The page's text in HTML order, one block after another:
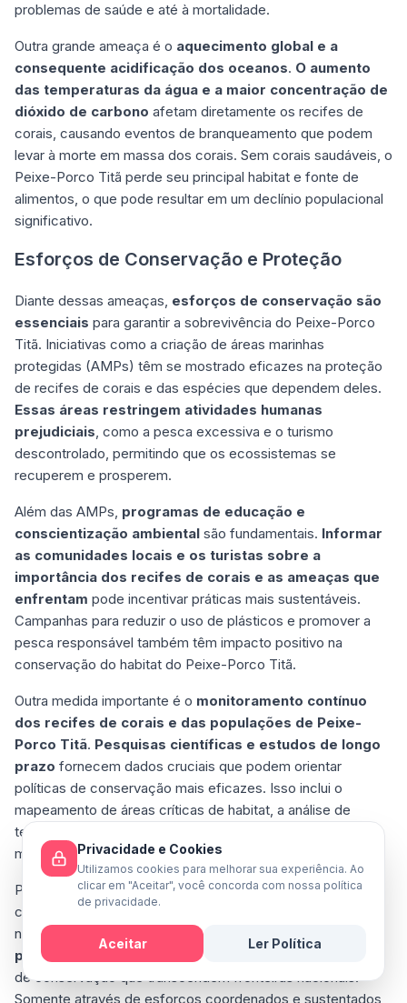
problemas de saúde e até à mortalidade.
Outra grande ameaça é o aquecimento global e a
consequente acidificação dos oceanos. O aumento
das temperaturas da água e a maior concentração de
dióxido de carbono afetam diretamente os recifes de
corais, causando eventos de branqueamento que podem
levar à morte em massa dos corais. Sem corais saudáveis, o
Peixe-Porco Titã perde seu principal habitat e fonte de
alimentos, o que pode resultar em um declínio populacional
significativo.
Esforços de Conservação e Proteção
Diante dessas ameaças, esforços de conservação são
essenciais para garantir a sobrevivência do Peixe-Porco
Titã. Iniciativas como a criação de áreas marinhas
protegidas (AMPs) têm se mostrado eficazes na proteção
de recifes de corais e das espécies que dependem deles.
Essas áreas restringem atividades humanas
prejudiciais, como a pesca excessiva e o turismo
descontrolado, permitindo que os ecossistemas se
recuperem e prosperem.
Além das AMPs, programas de educação e
conscientização ambiental são fundamentais. Informar
as comunidades locais e os turistas sobre a
importância dos recifes de corais e as ameaças que
enfrentam pode incentivar práticas mais sustentáveis.
Campanhas para reduzir o uso de plásticos e promover a
pesca responsável também têm impacto positivo na
conservação do habitat do Peixe-Porco Titã.
Outra medida importante é o monitoramento contínuo
dos recifes de corais e das populações de Peixe-
Porco Titã. Pesquisas científicas e estudos de longo
prazo fornecem dados cruciais que podem orientar
políticas de conservação mais eficazes. Isso inclui o
mapeamento de áreas críticas de habitat, a análise de
tendências populacionais e a avaliação dos impactos das
mudanças climáticas e da poluição.
Por fim, a colaboração internacional é vital para a
conservação dos recifes de corais e das espécies que
neles vivem.
Organizações globais, governos e ONGs
precisam trabalhar juntos
para implementar estratégias
de conservação que transcendem fronteiras nacionais.
Somente através de esforços coordenados e sustentados
Privacidade e Cookies
Utilizamos cookies para melhorar sua experiência. Ao
clicar em "Aceitar", você concorda com nossa política
de privacidade.
Aceitar
Ler Política